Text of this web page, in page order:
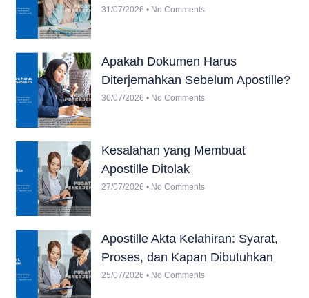
31/07/2026 No Comments
Apakah Dokumen Harus
Diterjemahkan Sebelum Apostille?
30/07/2026 No Comments
Kesalahan yang Membuat
Apostille Ditolak
27/07/2026 No Comments
Apostille Akta Kelahiran: Syarat,
Proses, dan Kapan Dibutuhkan
25/07/2026 No Comments